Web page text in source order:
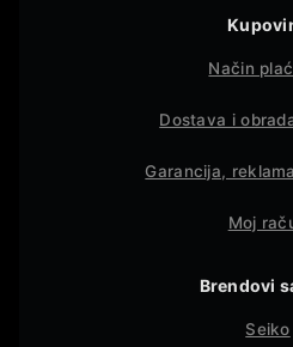
Način
Dostava i
Garancija,
Moj
Brendovi
Seiko